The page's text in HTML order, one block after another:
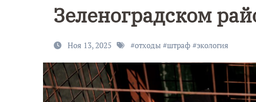
Зеленоградском
Ноя 13, 2025 #отходы #штраф #экология